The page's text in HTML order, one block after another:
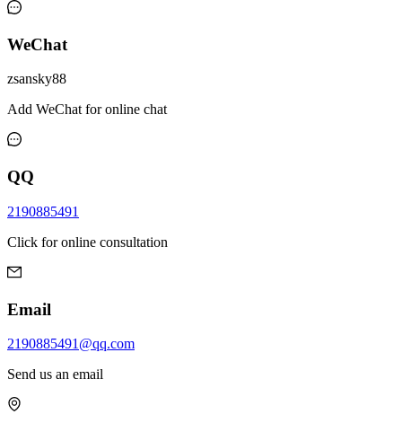
WeChat
zsansky88
Add WeChat for online chat
QQ
2190885491
Click for online consultation
Email
2190885491@qq.com
Send us an email